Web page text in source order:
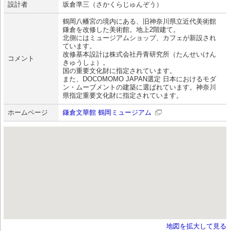
設計者 坂倉準三（さかくらじゅんぞう）
コメント
鶴岡八幡宮の境内にある、旧神奈川県立近代美術館
鎌倉を改修した美術館。地上2階建て。
北側にはミュージアムショップ、カフェが新設され
ています。
改修基本設計は株式会社丹青研究所（たんせいけん
きゅうしょ）。
国の重要文化財に指定されています。
また、DOCOMOMO JAPAN選定 日本におけるモダ
ン・ムーブメントの建築に選ばれています。神奈川
県指定重要文化財に指定されています。
ホームページ 鎌倉文華館 鶴岡ミュージアム
地図を拡大して見る